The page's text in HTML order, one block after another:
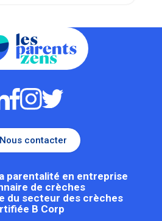
Nous contacter
parentalité en entreprise
de crèches
du secteur des crèches
B Corp